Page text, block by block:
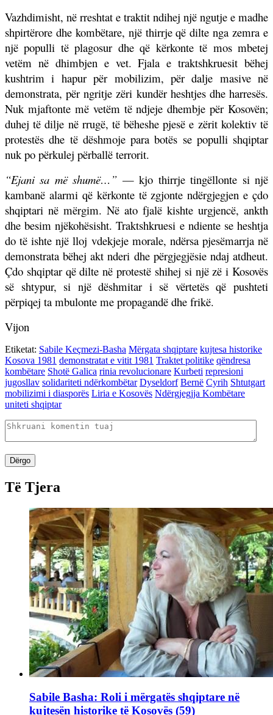
Vazhdimisht, në rreshtat e traktit ndihej një ngutje e madhe
shpirtërore dhe kombëtare, një thirrje që dilte nga zemra e
një populli të plagosur dhe që kërkonte të mos mbetej
vetëm në dhimbjen e vet. Fjala e traktshkruesit bëhej
kushtrim i hapur për mobilizim, për dalje masive në
demonstrata, për ngritje zëri kundër heshtjes dhe harresës.
Nuk mjaftonte më vetëm të ndjeje dhembje për Kosovën;
duhej të dilje në rrugë, të bëheshe pjesë e zërit kolektiv të
protestës dhe të dëshmoje para botës se populli shqiptar
nuk po përkulej përballë terrorit.
“Ejani sa më shumë…” — kjo thirrje tingëllonte si një
kambanë alarmi që kërkonte të zgjonte ndërgjegjen e çdo
shqiptari në mërgim. Në ato fjalë kishte urgjencë, ankth
dhe besim njëkohësisht. Traktshkruesi e ndiente se heshtja
do të ishte një lloj vdekjeje morale, ndërsa pjesëmarrja në
demonstrata bëhej akt nderi dhe përgjegjësie ndaj atdheut.
Çdo shqiptar që dilte në protestë shihej si një zë i Kosovës
së shtypur, si një dëshmitar i së vërtetës që pushteti
përpiqej ta mbulonte me propagandë dhe frikë.
Vijon
Etiketat: Sabile Keçmezi-Basha Mërgata shqiptare kujtesa historike
Kosova 1981 demonstratat e vitit 1981 Traktet politike qëndresa
kombëtare Shotë Galica rinia revolucionare Kurbeti represioni
jugosllav solidariteti ndërkombëtar Dyseldorf Bernë Cyrih Shtutgart
mobilizimi i diasporës Liria e Kosovës Ndërgjegjja Kombëtare
uniteti shqiptar
Dërgo
Të Tjera
Sabile Basha: Roli i mërgatës shqiptare në
kujtesën historike të Kosovës (59)